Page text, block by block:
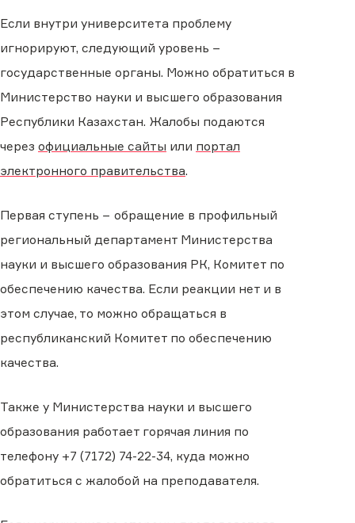
Если внутри университета проблему
игнорируют, следующий уровень −
государственные органы. Можно обратиться в
Министерство науки и высшего образования
Республики Казахстан. Жалобы подаются
через официальные сайты или портал
электронного правительства.
Первая ступень − обращение в профильный
региональный департамент Министерства
науки и высшего образования РК, Комитет по
обеспечению качества. Если реакции нет и в
этом случае, то можно обращаться в
республиканский Комитет по обеспечению
качества.
Также у Министерства науки и высшего
образования работает горячая линия по
телефону +7 (7172) 74-22-34, куда можно
обратиться с жалобой на преподавателя.